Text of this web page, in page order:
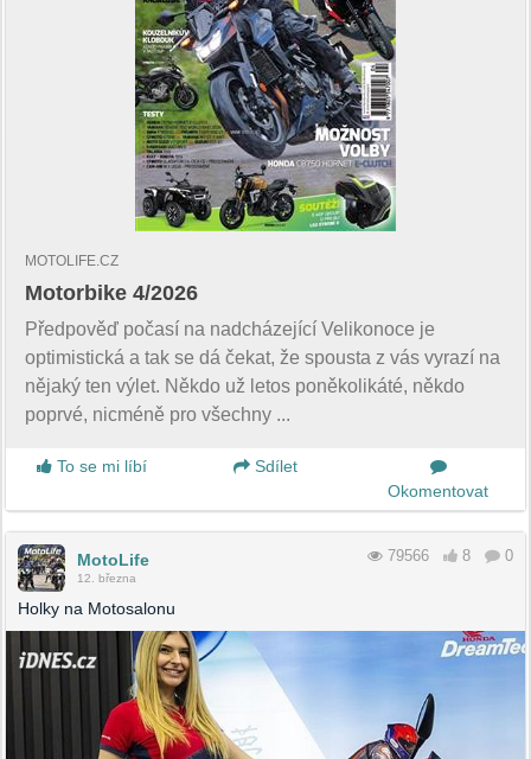
MOTOLIFE.CZ
Motorbike 4/2026
Předpověď počasí na nadcházející Velikonoce je
optimistická a tak se dá čekat, že spousta z vás vyrazí na
nějaký ten výlet. Někdo už letos poněkolikáté, někdo
poprvé, nicméně pro všechny ...
To se mi líbí
Sdílet
Okomentovat
MotoLife
12. března
79566 8 0
Holky na Motosalonu